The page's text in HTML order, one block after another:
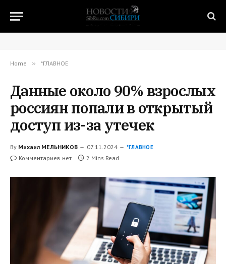
Home » *ГЛАВНОЕ
Данные около 90% взрослых
россиян попали в открытый
доступ из-за утечек
By Михаил МЕЛЬНИКОВ 07.11.2024 *ГЛАВНОЕ
Комментариев нет 2 Mins Read